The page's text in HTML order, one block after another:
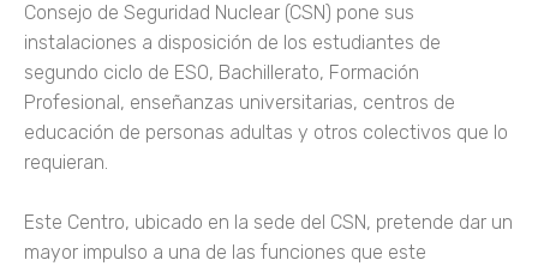
Consejo de Seguridad Nuclear (CSN) pone sus
instalaciones a disposición de los estudiantes de
segundo ciclo de ESO, Bachillerato, Formación
Profesional, enseñanzas universitarias, centros de
educación de personas adultas y otros colectivos que lo
requieran.
Este Centro, ubicado en la sede del CSN, pretende dar un
mayor impulso a una de las funciones que este